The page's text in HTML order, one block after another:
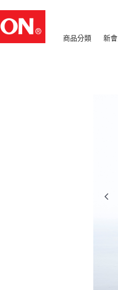
商品分類 新